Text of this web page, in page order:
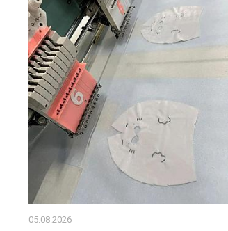
05.08.2026